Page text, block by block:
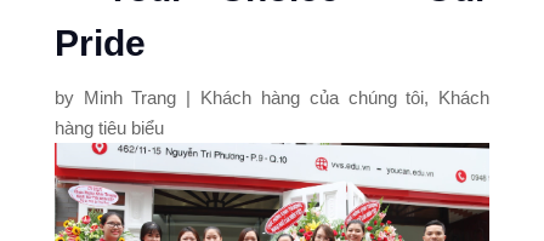
Pride
by Minh Trang | Khách hàng của chúng tôi, Khách
hàng tiêu biểu